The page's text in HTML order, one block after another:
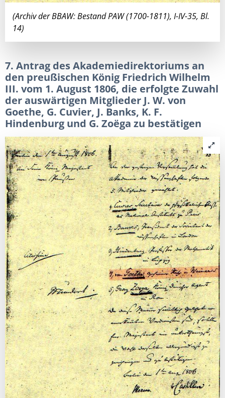
(Archiv der BBAW: Bestand PAW (1700-1811), I-IV-35, Bl.
14)
7. Antrag des Akademiedirektoriums an
den preußischen König Friedrich Wilhelm
III. vom 1. August 1806, die erfolgte Zuwahl
der auswärtigen Mitglieder J. W. von
Goethe, G. Cuvier, J. Banks, K. F.
Hindenburg und G. Zoëga zu bestätigen